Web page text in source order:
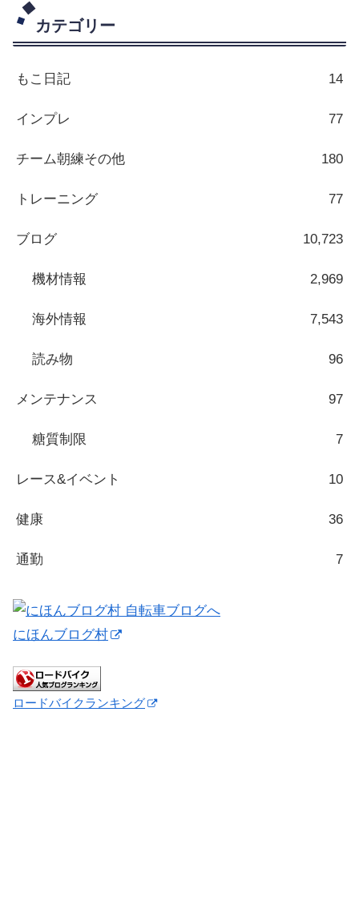
カテゴリー
もこ日記 14
インプレ 77
チーム朝練その他 180
トレーニング 77
ブログ 10,723
機材情報 2,969
海外情報 7,543
読み物 96
メンテナンス 97
糖質制限 7
レース&イベント 10
健康 36
通勤 7
にほんブログ村
ロードバイクランキング